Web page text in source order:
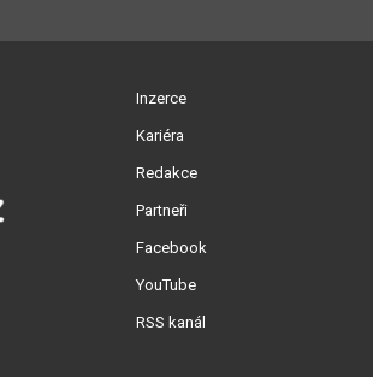
Inzerce
Kariéra
Redakce
Partneři
Facebook
YouTube
RSS kanál